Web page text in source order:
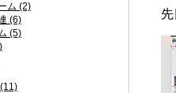
ム (2)
(6)
(5)